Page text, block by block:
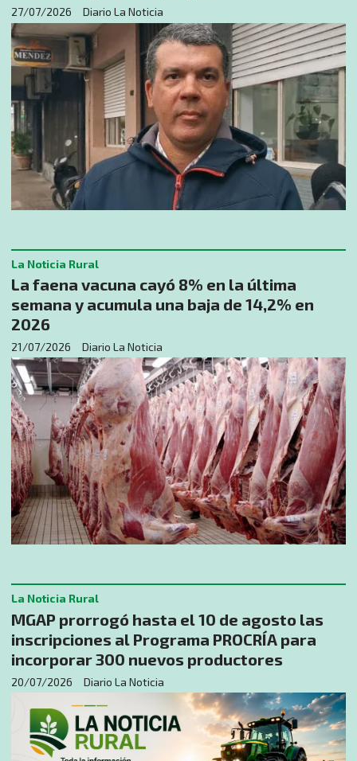
Diario La Noticia
27/07/2026
La faena vacuna cayó 8% en la última
semana y acumula una baja de 14,2% en
2026
Diario La Noticia
La Noticia Rural
21/07/2026
MGAP prorrogó hasta el 10 de agosto las
inscripciones al Programa PROCRÍA para
incorporar 300 nuevos productores
Diario La Noticia
La Noticia Rural
20/07/2026